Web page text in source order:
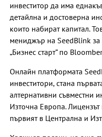
инвеститор да има
детайлна и достоверна
които набират капитал.
мениджър на SeedBlink за
„Бизнес старт” по
Онлайн платформата
инвеститори, стана
алтернативни съвместни
Източна Европа.
първият в Централна и